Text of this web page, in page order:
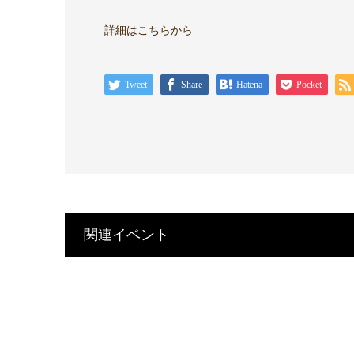
詳細はこちらから
Tweet Share Hatena Pocket
関連イベント